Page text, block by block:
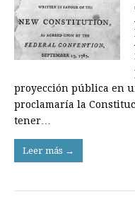
proyección pública en
proclamaría la
tener…
Leer más →